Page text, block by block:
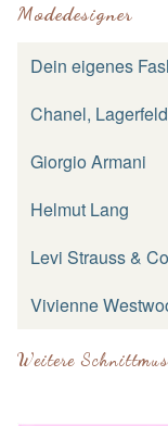
Modedesigner
Dein eigenes
Chanel, Lagerfeld
Giorgio Armani
Helmut Lang
Levi Strauss & Co
Vivienne
Weitere